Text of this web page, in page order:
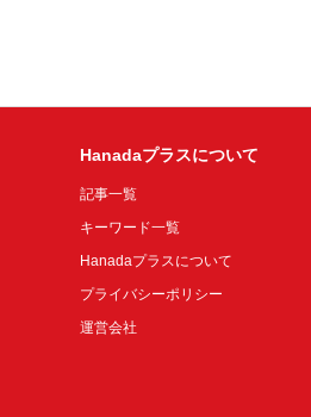
Hanadaプラスについて
記事一覧
キーワード一覧
Hanadaプラスについて
プライバシーポリシー
運営会社